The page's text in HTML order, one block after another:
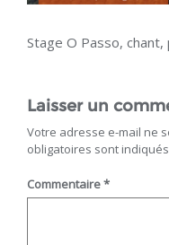
Stage O Passo,
Laisser un
Votre adresse e-mail ne
obligatoires sont
Commentaire*